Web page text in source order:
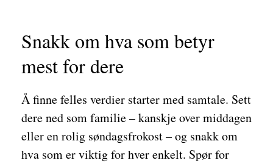
Snakk om hva som betyr
mest for dere
Å finne felles verdier starter med samtale. Sett
dere ned som familie – kanskje over middagen
eller en rolig søndagsfrokost – og snakk om
hva som er viktig for hver enkelt. Spør for